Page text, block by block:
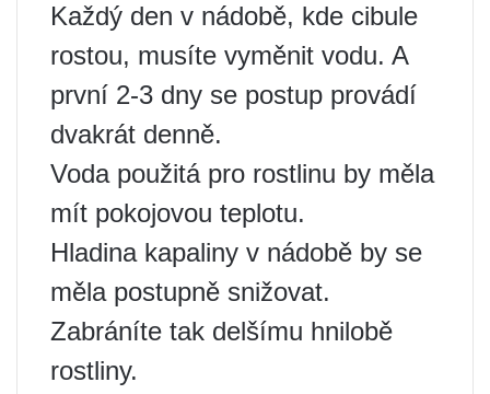
Každý den v nádobě, kde cibule
rostou, musíte vyměnit vodu. A
první 2-3 dny se postup provádí
dvakrát denně.
Voda použitá pro rostlinu by měla
mít pokojovou teplotu.
Hladina kapaliny v nádobě by se
měla postupně snižovat.
Zabráníte tak delšímu hnilobě
rostliny.